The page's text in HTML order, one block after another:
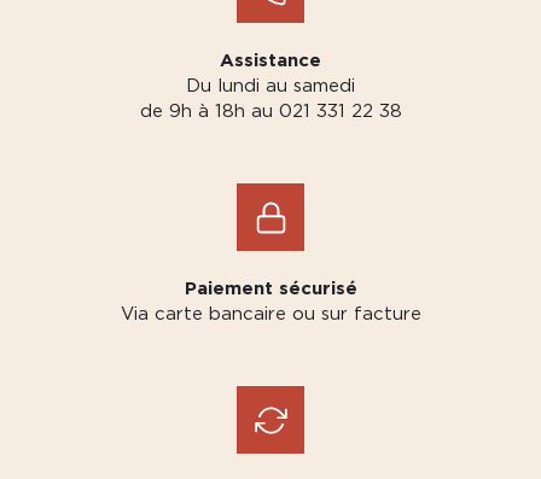
Assistance
Du lundi au samedi
de 9h à 18h au 021 331 22 38
Paiement sécurisé
Via carte bancaire ou sur facture